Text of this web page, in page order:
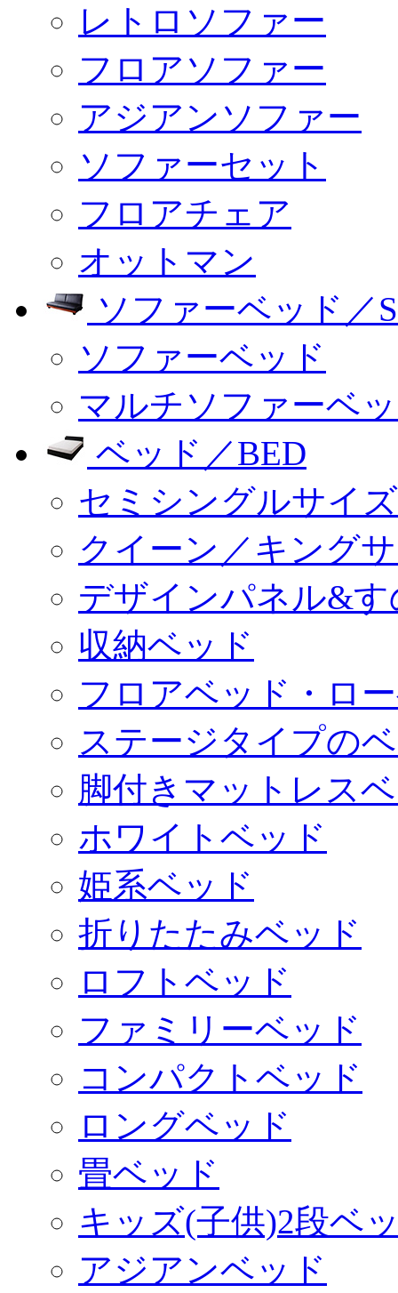
レトロソファー
フロアソファー
アジアンソファー
ソファーセット
フロアチェア
オットマン
ソファーベッド／
ソファーベッド
マルチソファーベ
ベッド／BED
セミシングルサイ
クイーン／キング
デザインパネル&
収納ベッド
フロアベッド・ロ
ステージタイプの
脚付きマットレス
ホワイトベッド
姫系ベッド
折りたたみベッド
ロフトベッド
ファミリーベッド
コンパクトベッド
ロングベッド
畳ベッド
キッズ(子供)2段ベ
アジアンベッド